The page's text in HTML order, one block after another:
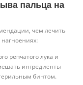
пальца на
чем лечить
репчатого лука и
ингредиенты
бинтом.